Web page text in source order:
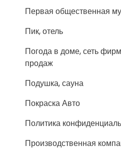
Первая общественная
Пик, отель
Погода в доме, сеть
продаж
Подушка, сауна
Покраска Авто
Политика
Производственная